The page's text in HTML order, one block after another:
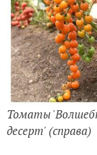
Томаты
десерт' (справа)